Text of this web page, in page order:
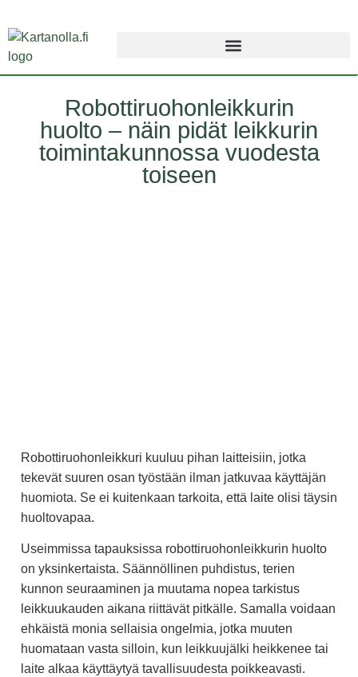
Robottiruohonleikkurin
huolto – näin pidät leikkurin
toimintakunnossa vuodesta
toiseen
Robottiruohonleikkuri kuuluu pihan laitteisiin, jotka
tekevät suuren osan työstään ilman jatkuvaa käyttäjän
huomiota. Se ei kuitenkaan tarkoita, että laite olisi täysin
huoltovapaa.
Useimmissa tapauksissa robottiruohonleikkurin huolto
on yksinkertaista. Säännöllinen puhdistus, terien
kunnon seuraaminen ja muutama nopea tarkistus
leikkuukauden aikana riittävät pitkälle. Samalla voidaan
ehkäistä monia sellaisia ongelmia, jotka muuten
huomataan vasta silloin, kun leikkuujälki heikkenee tai
laite alkaa käyttäytyä tavallisuudesta poikkeavasti.